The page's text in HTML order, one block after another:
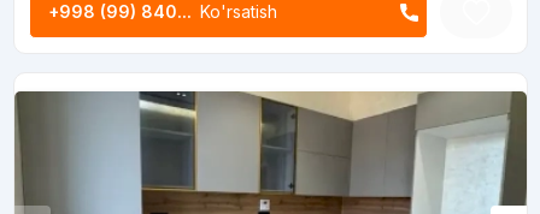
+998 (99) 840... Ko'rsatish